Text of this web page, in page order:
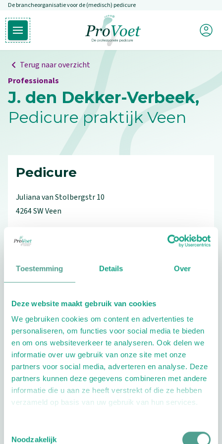
Toestemming Details Over
Deze website maakt gebruik van cookies
We gebruiken cookies om content en advertenties te
personaliseren, om functies voor social media te bieden
en om ons websiteverkeer te analyseren. Ook delen we
informatie over uw gebruik van onze site met onze
partners voor social media, adverteren en analyse. Deze
partners kunnen deze gegevens combineren met andere
informatie die u aan ze heeft verstrekt of die ze hebben
verzameld op basis van uw gebruik van hun services.
Noodzakelijk
Overslaan en naar de inhoud gaan
De brancheorganisatie voor de (medisch) pedicure
Open hoofdmenu
Ga naar de homepagina
Mijn
Terug naar overzicht
Professionals
J. den Dekker-Verbeek,
Pedicure praktijk Veen
Pedicure
Juliana van Stolbergstr10
4264 SWVeen
Schrijf ook een review
Openingstijden
Dag Tijd